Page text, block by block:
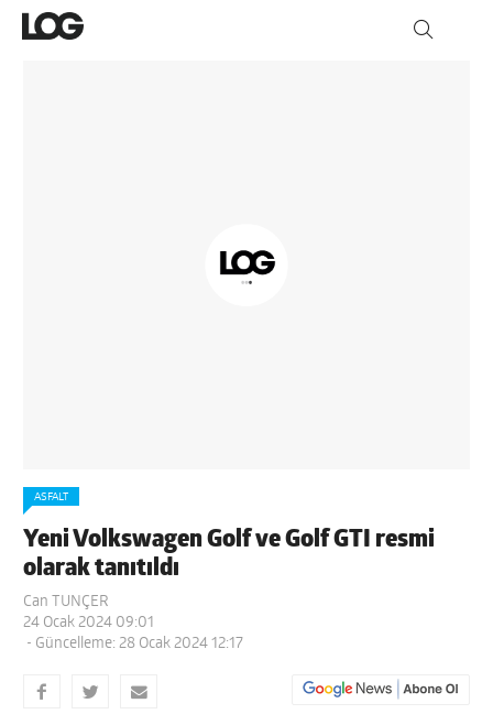
ASFALT
Yeni Volkswagen Golf ve Golf GTI resmi
olarak tanıtıldı
Can TUNÇER
24 Ocak 2024 09:01
- Güncelleme: 28 Ocak 2024 12:17